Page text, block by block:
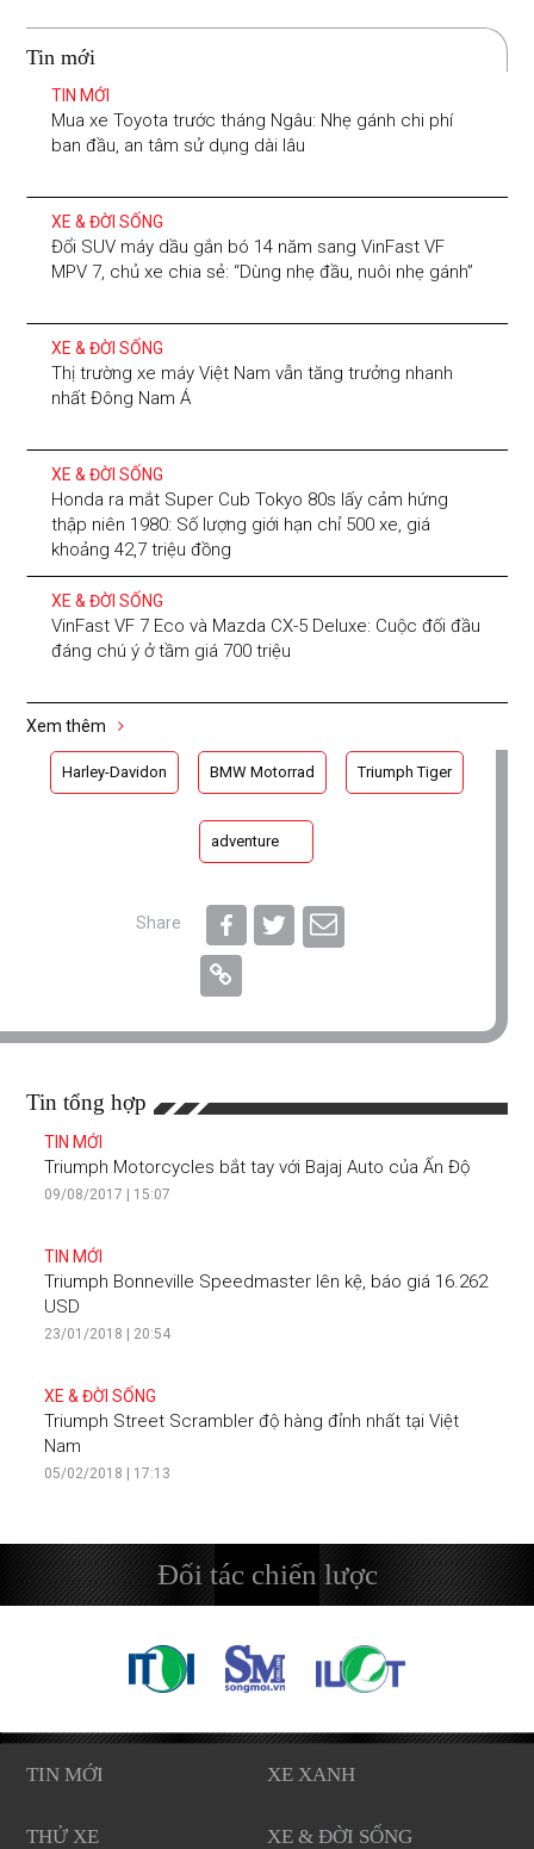
Tin mới
TIN MỚI
Mua xe Toyota trước tháng Ngâu: Nhẹ gánh chi phí
ban đầu, an tâm sử dụng dài lâu
XE & ĐỜI SỐNG
Đổi SUV máy dầu gắn bó 14 năm sang VinFast VF
MPV 7, chủ xe chia sẻ: “Dùng nhẹ đầu, nuôi nhẹ gánh”
XE & ĐỜI SỐNG
Thị trường xe máy Việt Nam vẫn tăng trưởng nhanh
nhất Đông Nam Á
XE & ĐỜI SỐNG
Honda ra mắt Super Cub Tokyo 80s lấy cảm hứng
thập niên 1980: Số lượng giới hạn chỉ 500 xe, giá
khoảng 42,7 triệu đồng
XE & ĐỜI SỐNG
VinFast VF 7 Eco và Mazda CX-5 Deluxe: Cuộc đối đầu
đáng chú ý ở tầm giá 700 triệu
Xem thêm
Harley-Davidon BMW Motorrad Triumph Tiger
adventure
Share
Tin tổng hợp
TIN MỚI
Triumph Motorcycles bắt tay với Bajaj Auto của Ấn Độ
09/08/2017 | 15:07
TIN MỚI
Triumph Bonneville Speedmaster lên kệ, báo giá 16.262
USD
23/01/2018 | 20:54
XE & ĐỜI SỐNG
Triumph Street Scrambler độ hàng đỉnh nhất tại Việt
Nam
05/02/2018 | 17:13
Đối tác chiến lược
TIN MỚI XE XANH
THỬ XE XE & ĐỜI SỐNG